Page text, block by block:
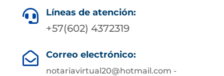
 Líneas de atención:
+57(602) 4372319
 Correo electrónico:
notariavirtual20@hotmail.com -